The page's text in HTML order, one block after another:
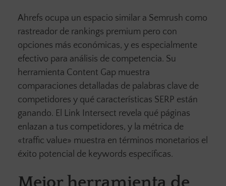
Ahrefs ocupa un espacio similar a Semrush como
rastreador de rankings premium pero con
opciones más económicas, y es especialmente
efectivo para análisis de competencia. Su
herramienta Content Gap muestra
comparaciones detalladas de palabras clave de
competidores y qué características SERP están
ganando. El Link Intersect revela qué páginas
enlazan a tus competidores, y la métrica de
«traffic value» muestra en términos monetarios el
éxito potencial de keywords específicas.